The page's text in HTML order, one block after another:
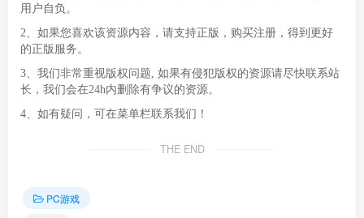
用户自负。
2、如果您喜欢该资源内容，请支持正版，购买注册，得到更好
的正版服务。
3、我们非常重视版权问题, 如果有侵犯版权的资源请尽快联系站
长，我们会在24h内删除有争议的资源。
4、如有疑问，可在菜单栏联系我们！
THE END
PC游戏